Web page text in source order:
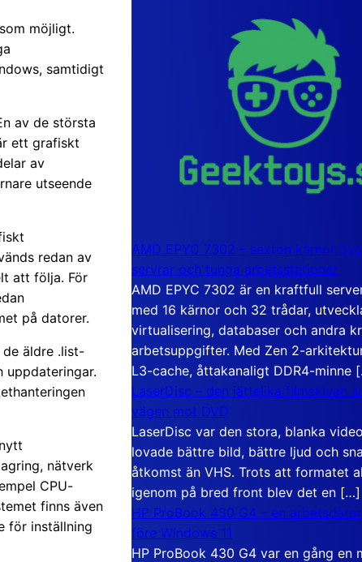
möjligt.
samtidigt
av de största
ett grafiskt
av
utseende
redan av
att följa. För
på datorer.
äldre .list-
uppdateringar.
nätverk
CPU-
finns även
för inställning
AMD EPYC 7302 – sexton kärnor
servrar och tunga arbetsstationer
AMD EPYC 7302 är en kraftfull
med 16 kärnor och 32 trådar,
virtualisering, databaser och andra
arbetsuppgifter. Med Zen 2-
L3-cache, åttakanaligt DDR4-minne
LaserDisc – den jättelika filmskivan
vägen mot DVD
LaserDisc var den stora, blanka
lovade bättre bild, bättre ljud och
åtkomst än VHS. Trots att formatet
igenom på bred front blev det en […]
HP ProBook 430 G4 – en
före Windows 11
HP ProBook 430 G4 var en gång en